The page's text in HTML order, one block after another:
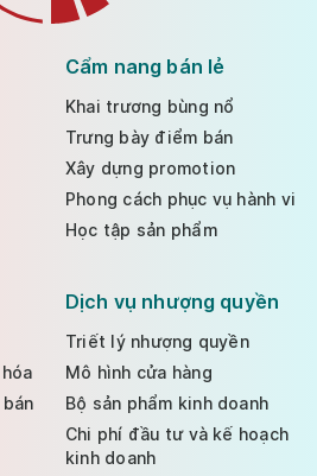
Cẩm nang bán lẻ
Khai trương bùng nổ
Trưng bày điểm bán
Xây dựng promotion
Phong cách phục vụ hành vi
Học tập sản phẩm
Dịch vụ nhượng quyền
Triết lý nhượng quyền
Mô hình cửa hàng
Bộ sản phẩm kinh doanh
Chi phí đầu tư và kế hoạch
kinh doanh